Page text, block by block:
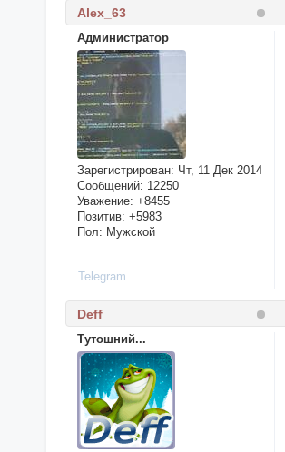
Alex_63
Администратор
Зарегистрирован: Чт, 11 Дек 2014
Сообщений: 12250
Уважение: +8455
Позитив: +5983
Пол: Мужской
Telegram
Deff
Тутошний...